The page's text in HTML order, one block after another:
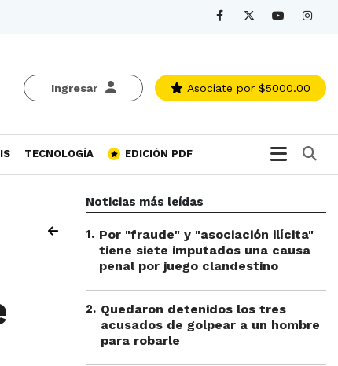
Ingresar Asociate por $5000.00
TECNOLOGÍA EDICIÓN PDF
Noticias más leídas
1. Por "fraude" y "asociación ilícita"
tiene siete imputados una causa
penal por juego clandestino
2. Quedaron detenidos los tres
acusados de golpear a un hombre
para robarle